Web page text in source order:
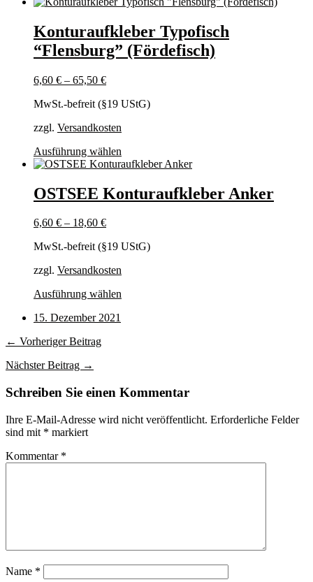
mehrere
Varianten
auf.
auf
werden
Konturaufkleber Typofisch
“Flensburg” (Fördefisch)
6,60 € – 65,50 €
MwSt.-befreit (§19 UStG)
zzgl. Versandkosten
Ausführung wählen
Produkt
mehrere
Varianten
können
der
gewählt
OSTSEE Konturaufkleber Anker
6,60 € – 18,60 €
MwSt.-befreit (§19 UStG)
zzgl. Versandkosten
Ausführung wählen
können
der
15. Dezember 2021
← Vorheriger Beitrag
Nächster Beitrag →
Schreiben Sie einen Kommentar
Ihre E-Mail-Adresse wird nicht veröffentlicht. Erforderliche Felder
sind mit * markiert
Kommentar *
Name *